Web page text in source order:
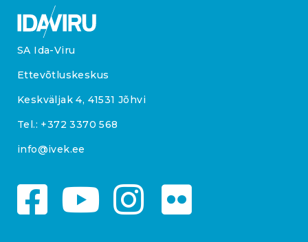
SA Ida-Viru
Ettevõtluskeskus
Keskväljak 4, 41531 Jõhvi
Tel.: +372 3370 568
info@ivek.ee